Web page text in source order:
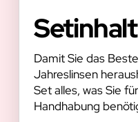
Damit Sie das
Jahreslinsen
Set alles, was Sie
Handhabung